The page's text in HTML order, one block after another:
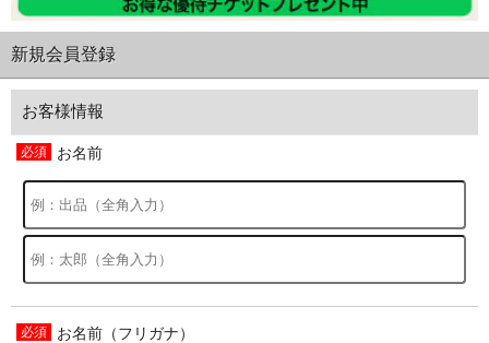
新規会員登録
お客様情報
お名前
お名前（フリガナ）